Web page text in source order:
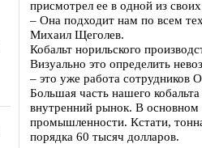
присмотрел ее в одной из
– Она подходит нам по всем
Михаил Щеголев.
Кобальт норильского
Визуально это определить
– это уже работа сотрудников
Большая часть нашего
внутренний рынок. В основном
промышленности. Кстати,
порядка 60 тысяч долларов.